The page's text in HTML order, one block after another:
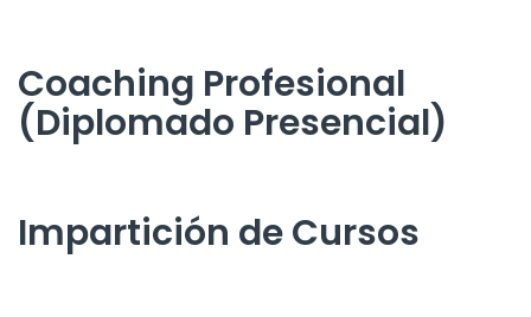
Coaching Profesional
(Diplomado Presencial)
Impartición de Cursos